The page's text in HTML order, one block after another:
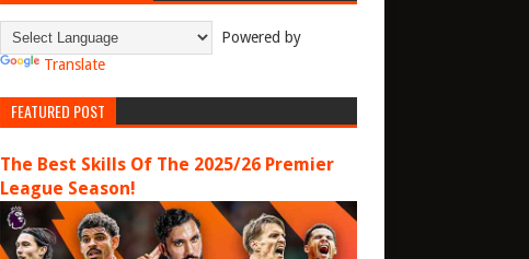
Powered by
Translate
FEATURED POST
The Best Skills Of The 2025/26 Premier
League Season!